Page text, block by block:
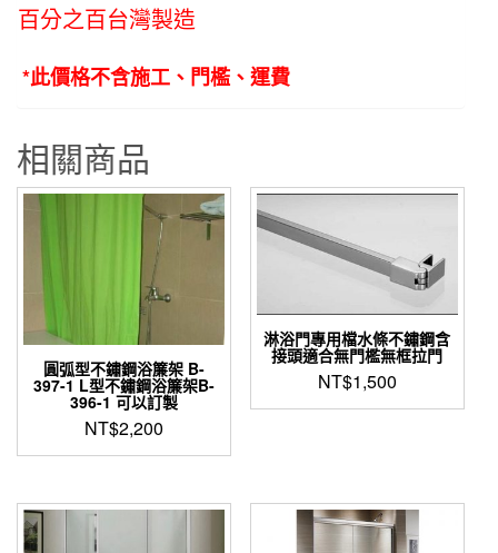
及
合
定
夾
百分之百台灣製造
*此價格不含施工、門檻、運費
相關商品
圓弧型不鏽鋼浴簾架 B-
397-1 L型不鏽鋼浴簾架B-
396-1 可以訂製
NT$2,200
淋浴門專用檔水條不鏽鋼含
接頭適合無門檻無框拉門
NT$1,500